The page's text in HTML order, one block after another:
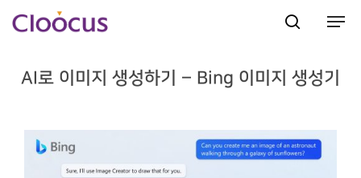
AI로 이미지 생성하기 – Bing 이미지 생성기